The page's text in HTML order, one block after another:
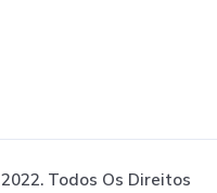
Todos Os Direitos